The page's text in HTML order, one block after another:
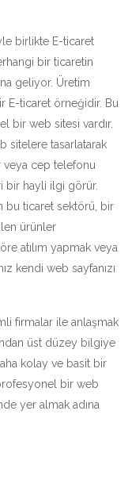
birlikte E-ticaret
bir ticaretin
geliyor. Üretim
E-ticaret örneğidir. Bu
bir web sitesi vardır.
sitelere tasarlatarak
veya cep telefonu
bir hayli ilgi görür.
bu ticaret sektörü, bir
ürünler
atılım yapmak veya
kendi web sayfanızı
firmalar ile anlaşmak
üst düzey bilgiye
kolay ve basit bir
bir web
yer almak adına